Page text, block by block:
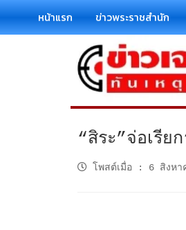
หน้าแรก ข่าวพระราชสำนัก
“สิระ”จ่อเรี
โพสต์เมื่อ : 6 สิงหา